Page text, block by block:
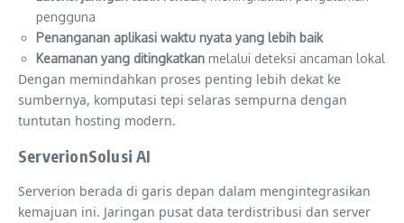
pengguna
Penanganan aplikasi waktu nyata yang lebih baik
Keamanan yang ditingkatkan melalui deteksi ancaman lokal
Dengan memindahkan proses penting lebih dekat ke
sumbernya, komputasi tepi selaras sempurna dengan
tuntutan hosting modern.
ServerionSolusi AI
Serverion berada di garis depan dalam mengintegrasikan
kemajuan ini. Jaringan pusat data terdistribusi dan server